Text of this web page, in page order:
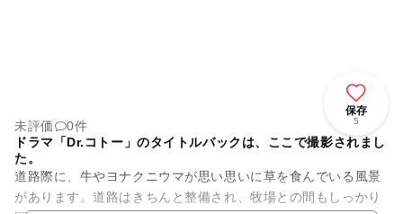
保存
5
未評価
0件
ドラマ「Dr.コトー」のタイトルバックは、ここで撮影されまし
た。
道路際に、牛やヨナクニウマが思い思いに草を食んでいる風景
があります。道路はきちんと整備され、牧場との間もしっかり